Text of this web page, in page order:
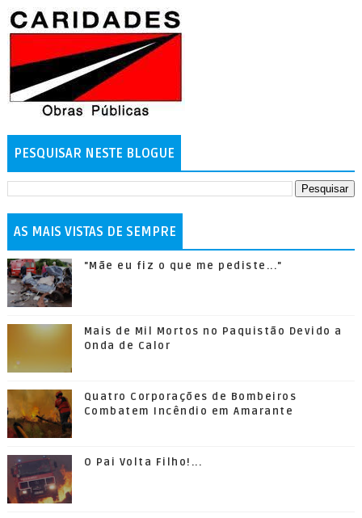
PESQUISAR NESTE BLOGUE
AS MAIS VISTAS DE SEMPRE
"Mãe eu fiz o que me pediste..."
Mais de Mil Mortos no Paquistão Devido a
Onda de Calor
Quatro Corporações de Bombeiros
Combatem Incêndio em Amarante
O Pai Volta Filho!...